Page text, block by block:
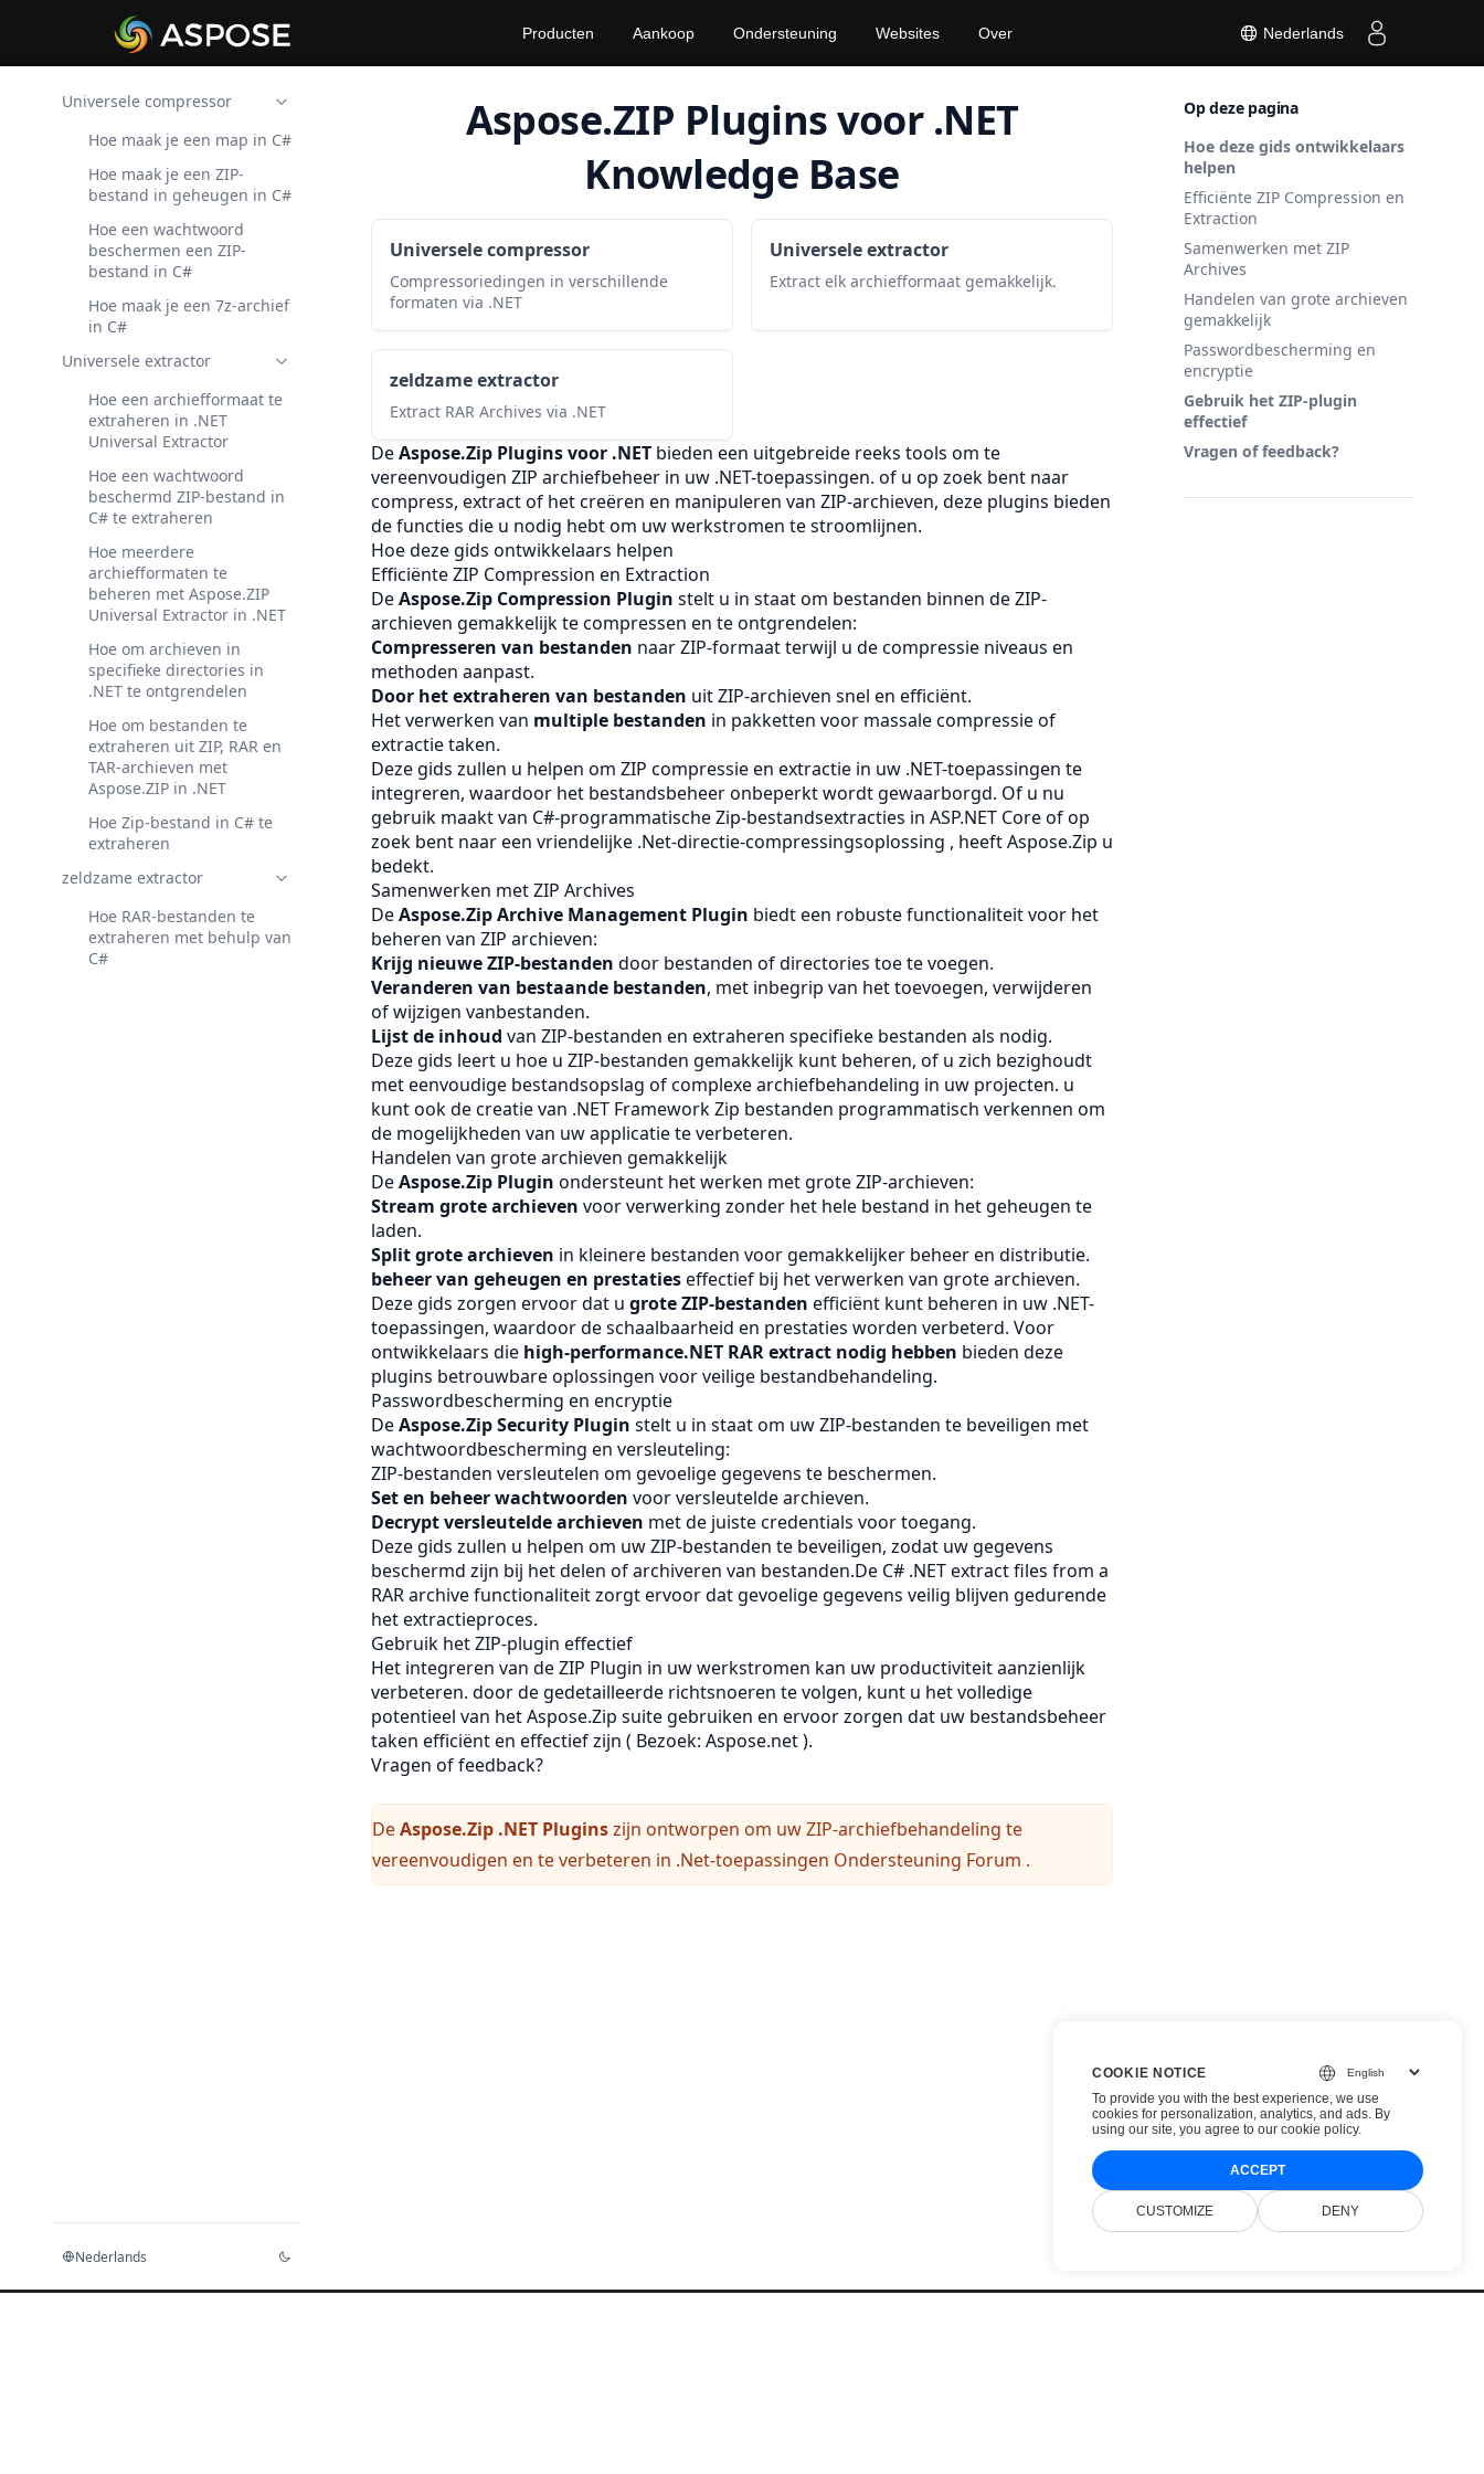
Nederlands
Producten Aankoop Ondersteuning Websites Over
Universele compressor
Hoe maak je een map in C#
Hoe maak je een ZIP-
bestand in geheugen in C#
Hoe een wachtwoord
beschermen een ZIP-
bestand in C#
Hoe maak je een 7z-archief
in C#
Universele extractor
Hoe een archiefformaat te
extraheren in .NET
Universal Extractor
Hoe een wachtwoord
beschermd ZIP-bestand in
C# te extraheren
Hoe meerdere
archiefformaten te
beheren met Aspose.ZIP
Universal Extractor in .NET
Hoe om archieven in
specifieke directories in
.NET te ontgrendelen
Hoe om bestanden te
extraheren uit ZIP, RAR en
TAR-archieven met
Aspose.ZIP in .NET
Hoe Zip-bestand in C# te
extraheren
zeldzame extractor
Hoe RAR-bestanden te
extraheren met behulp van
C#
Nederlands
Op deze pagina
Hoe deze gids ontwikkelaars
helpen
Efficiënte ZIP Compression en
Extraction
Samenwerken met ZIP
Archives
Handelen van grote archieven
gemakkelijk
Passwordbescherming en
encryptie
Gebruik het ZIP-plugin
effectief
Vragen of feedback?
Aspose.ZIP Plugins voor .NET
Knowledge Base
Universele compressor
Compressoriedingen in verschillende
formaten via .NET
Universele extractor
Extract elk archiefformaat gemakkelijk.
zeldzame extractor
Extract RAR Archives via .NET
DeAspose.Zip Plugins voor .NET bieden een uitgebreide reeks tools om te
vereenvoudigen ZIP archiefbeheer in uw .NET-toepassingen. of u op zoek bent naar
compress, extract of het creëren en manipuleren van ZIP-archieven, deze plugins bieden
de functies die u nodig hebt om uw werkstromen te stroomlijnen.
Hoe deze gids ontwikkelaars helpen
Efficiënte ZIP Compression en Extraction
DeAspose.Zip Compression Plugin stelt u in staat om bestanden binnen de ZIP-
archieven gemakkelijk te compressen en te ontgrendelen:
Compresseren van bestanden naar ZIP-formaat terwijl u de compressie niveaus en
methoden aanpast.
Door het extraheren van bestanden uit ZIP-archieven snel en efficiënt.
Het verwerken van multiple bestanden in pakketten voor massale compressie of
extractie taken.
Deze gids zullen u helpen om ZIP compressie en extractie in uw .NET-toepassingen te
integreren, waardoor het bestandsbeheer onbeperkt wordt gewaarborgd. Of u nu
gebruik maakt van C#-programmatische Zip-bestandsextracties in ASP.NET Core of op
zoek bent naar een vriendelijke .Net-directie-compressingsoplossing , heeft Aspose.Zip u
bedekt.
Samenwerken met ZIP Archives
DeAspose.Zip Archive Management Plugin biedt een robuste functionaliteit voor het
beheren van ZIP archieven:
Krijg nieuwe ZIP-bestanden door bestanden of directories toe te voegen.
Veranderen van bestaande bestanden, met inbegrip van het toevoegen, verwijderen
of wijzigen vanbestanden.
Lijst de inhoud van ZIP-bestanden en extraheren specifieke bestanden als nodig.
Deze gids leert u hoe u ZIP-bestanden gemakkelijk kunt beheren, of u zich bezighoudt
met eenvoudige bestandsopslag of complexe archiefbehandeling in uw projecten. u
kunt ook de creatie van .NET Framework Zip bestanden programmatisch verkennen om
de mogelijkheden van uw applicatie te verbeteren.
Handelen van grote archieven gemakkelijk
DeAspose.Zip Plugin ondersteunt het werken met grote ZIP-archieven:
Stream grote archieven voor verwerking zonder het hele bestand in het geheugen te
laden.
Split grote archieven in kleinere bestanden voor gemakkelijker beheer en distributie.
beheer van geheugen en prestatieseffectief bij het verwerken van grote archieven.
Deze gids zorgen ervoor dat u grote ZIP-bestanden efficiënt kunt beheren in uw .NET-
toepassingen, waardoor de schaalbaarheid en prestaties worden verbeterd. Voor
ontwikkelaars die high-performance.NET RARextract nodig hebben bieden deze
plugins betrouwbare oplossingen voor veilige bestandbehandeling.
Passwordbescherming en encryptie
DeAspose.Zip Security Plugin stelt u in staat om uw ZIP-bestanden te beveiligen met
wachtwoordbescherming en versleuteling:
ZIP-bestanden versleutelen om gevoelige gegevens te beschermen.
Set en beheer wachtwoorden voor versleutelde archieven.
Decrypt versleutelde archieven met de juiste credentials voor toegang.
Deze gids zullen u helpen om uw ZIP-bestanden te beveiligen, zodat uw gegevens
beschermd zijn bij het delen of archiveren van bestanden.De C# .NET extract files from a
RAR archive functionaliteit zorgt ervoor dat gevoelige gegevens veilig blijven gedurende
het extractieproces.
Gebruik het ZIP-plugin effectief
Het integreren van de ZIP Plugin in uw werkstromen kan uw productiviteit aanzienlijk
verbeteren. door de gedetailleerde richtsnoeren te volgen, kunt u het volledige
potentieel van het Aspose.Zip suite gebruiken en ervoor zorgen dat uw bestandsbeheer
taken efficiënt en effectief zijn ( Bezoek: Aspose.net).
Vragen of feedback?
DeAspose.Zip .NET Pluginszijn ontworpen om uw ZIP-archiefbehandeling te
vereenvoudigen en te verbeteren in .Net-toepassingen Ondersteuning Forum .
COOKIE NOTICE
To provide you with the best experience, we use
cookies for personalization, analytics, and ads. By
using our site, you agree to our cookie policy.
ACCEPT
CUSTOMIZE DENY